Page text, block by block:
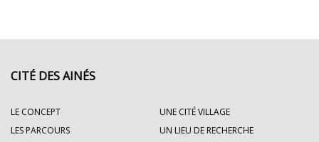
CITÉ DES AINÉS
LE CONCEPT
UNE CITÉ VILLAGE
LES PARCOURS
UN LIEU DE RECHERCHE